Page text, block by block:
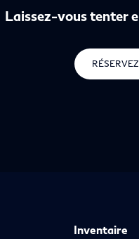
Laissez-vous tenter
Inventaire